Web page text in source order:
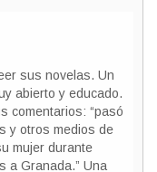
sus novelas. Un
abierto y educado.
comentarios: “pasó
y otros medios de
mujer durante
a Granada.” Una